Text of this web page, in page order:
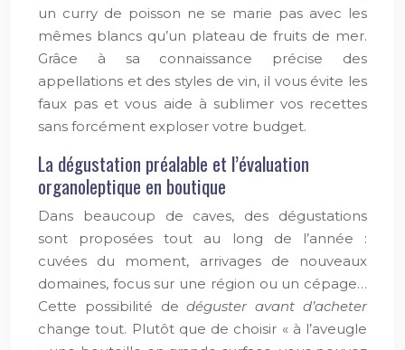
un curry de poisson ne se marie pas avec les
mêmes blancs qu’un plateau de fruits de mer.
Grâce à sa connaissance précise des
appellations et des styles de vin, il vous évite les
faux pas et vous aide à sublimer vos recettes
sans forcément exploser votre budget.
La dégustation préalable et l’évaluation
organoleptique en boutique
Dans beaucoup de caves, des dégustations
sont proposées tout au long de l’année :
cuvées du moment, arrivages de nouveaux
domaines, focus sur une région ou un cépage…
Cette possibilité dedéguster avant d’acheter
change tout. Plutôt que de choisir « à l’aveugle